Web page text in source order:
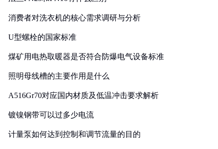
消费者对洗衣机的核心需求调研与分析
U型螺栓的国家标准
煤矿用电热取暖器是否符合防爆电气设备标准
照明母线槽的主要作用是什么
A516Gr70对应国内材质及低温冲击要求解析
镀镍钢带可以过多少电流
计量泵如何达到控制和调节流量的目的